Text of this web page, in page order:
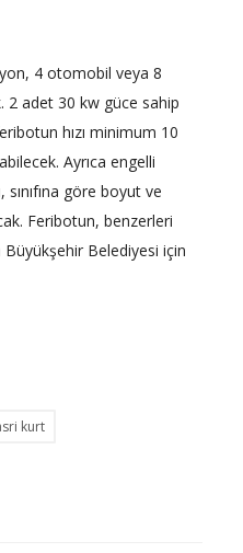
4 otomobil veya 8
2 adet 30 kw güce sahip
hızı minimum 10
Ayrıca engelli
göre boyut ve
Feribotun, benzerleri
Büyükşehir Belediyesi için
kurt